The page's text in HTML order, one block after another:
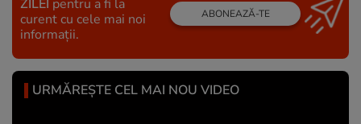
ZILEI pentru a fi la
curent cu cele mai noi
informații.
ABONEAZĂ-TE
URMĂREȘTE CEL MAI NOU VIDEO